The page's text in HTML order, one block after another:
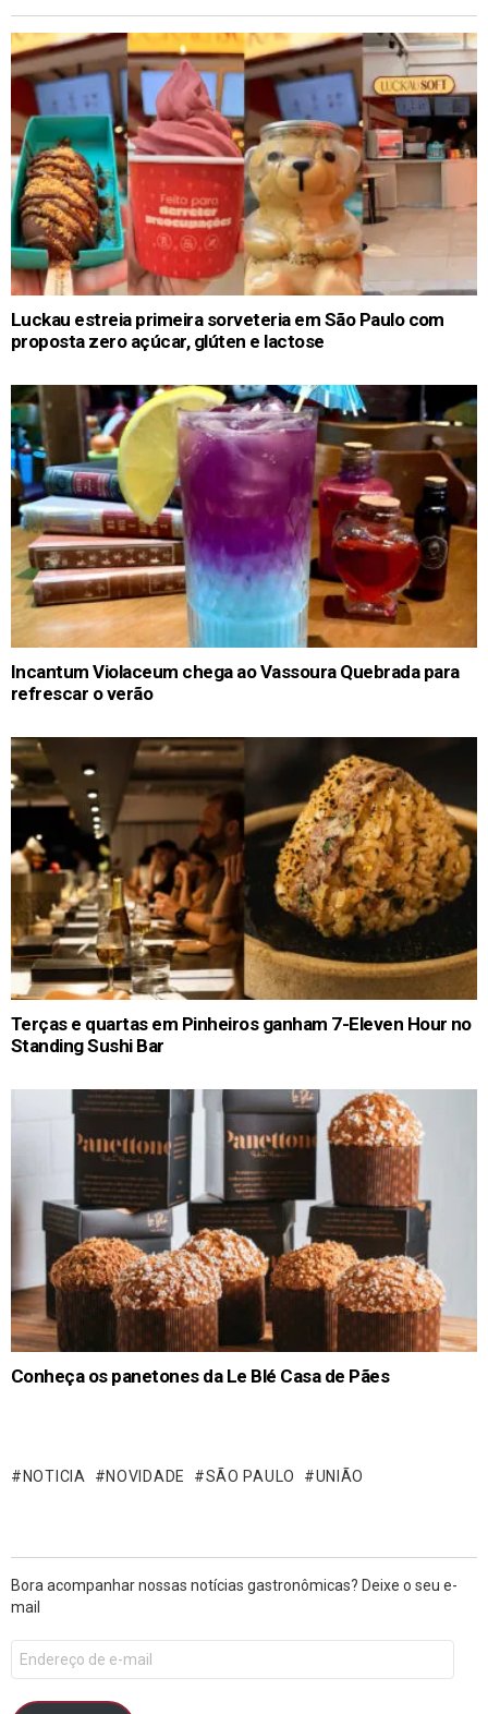
Luckau estreia primeira sorveteria em São Paulo com
proposta zero açúcar, glúten e lactose
Incantum Violaceum chega ao Vassoura Quebrada para
refrescar o verão
Terças e quartas em Pinheiros ganham 7-Eleven Hour no
Standing Sushi Bar
Conheça os panetones da Le Blé Casa de Pães
NOTICIA NOVIDADE SÃO PAULO UNIÃO
Bora acompanhar nossas notícias gastronômicas? Deixe o seu e-
mail